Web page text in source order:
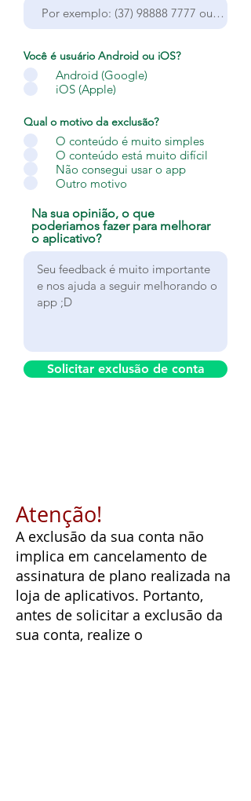
Atenção!
A exclusão da sua conta não
implica em cancelamento de
assinatura de plano realizada na
loja de aplicativos. Portanto,
antes de solicitar a exclusão da
sua conta, realize o
Você é usuário Android ou iOS?
Android (Google)
iOS (Apple)
Qual o motivo da exclusão?
O conteúdo é muito simples
O conteúdo está muito difícil
Não consegui usar o app
Outro motivo
Na sua opinião, o que
poderiamos fazer para melhorar
o aplicativo?
Solicitar exclusão de conta